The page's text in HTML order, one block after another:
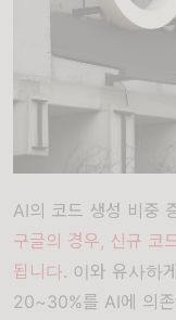
AI의 코드 생성 비중
구글의 경우, 신규 코
됩니다. 이와 유사하
20~30%를 AI에 의